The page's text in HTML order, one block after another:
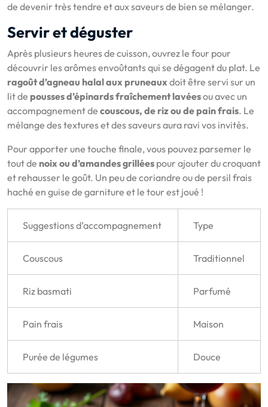
de devenir très tendre et aux saveurs de bien se mélanger.
Servir et déguster
Après plusieurs heures de cuisson, ouvrez le four pour
découvrir les arômes envoûtants qui se dégagent du plat. Le
ragoût d’agneau halal aux pruneauxdoit être servi sur un
lit de pousses d’épinards fraîchement lavéesou avec un
accompagnement de couscous, de riz ou de pain frais. Le
mélange des textures et des saveurs aura ravi vos invités.
Pour apporter une touche finale, vous pouvez parsemer le
tout de noix ou d’amandes grillées pour ajouter du croquant
et rehausser le goût. Un peu de coriandre ou de persil frais
haché en guise de garniture et le tour est joué !
Suggestions d’accompagnement Type
Couscous Traditionnel
Riz basmati Parfumé
Pain frais Maison
Purée de légumes Douce